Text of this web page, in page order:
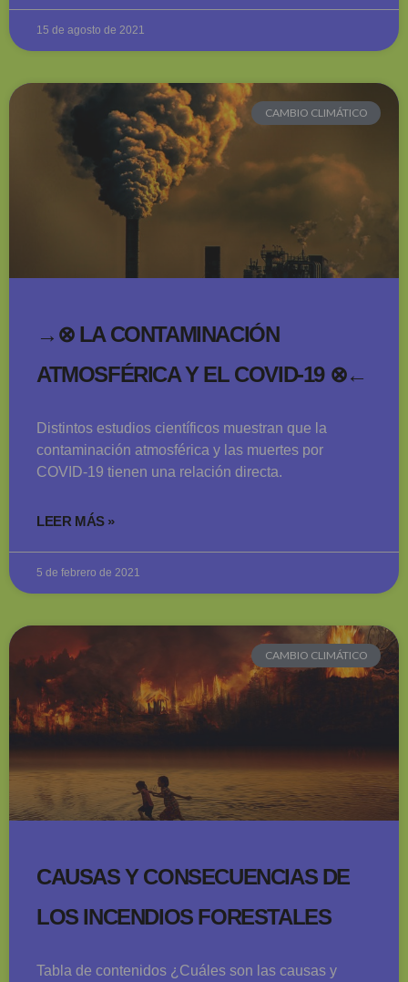
15 de agosto de 2021
CAMBIO CLIMÁTICO
→⊗ LA CONTAMINACIÓN
ATMOSFÉRICA Y EL COVID-19 ⊗←
Distintos estudios científicos muestran que la
contaminación atmosférica y las muertes por
COVID-19 tienen una relación directa.
LEER MÁS »
5 de febrero de 2021
CAMBIO CLIMÁTICO
CAUSAS Y CONSECUENCIAS DE
LOS INCENDIOS FORESTALES
Tabla de contenidos ¿Cuáles son las causas y